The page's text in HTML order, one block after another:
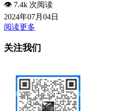
👁️ 7.4k 次阅读
2024年07月04日
阅读更多
关注我们